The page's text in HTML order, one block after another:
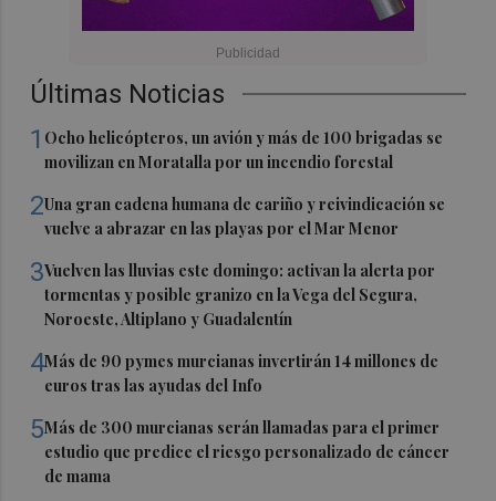
Últimas Noticias
1 Ocho helicópteros, un avión y más de 100 brigadas se
movilizan en Moratalla por un incendio forestal
2Una gran cadena humana de cariño y reivindicación se
vuelve a abrazar en las playas por el Mar Menor
3Vuelven las lluvias este domingo: activan la alerta por
tormentas y posible granizo en la Vega del Segura,
Noroeste, Altiplano y Guadalentín
4Más de 90 pymes murcianas invertirán 14 millones de
euros tras las ayudas del Info
5Más de 300 murcianas serán llamadas para el primer
estudio que predice el riesgo personalizado de cáncer
de mama